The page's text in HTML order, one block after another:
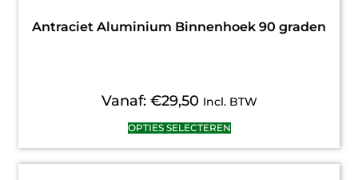
Antraciet Aluminium Binnenhoek 90 graden
Vanaf: €29,50 Incl. BTW
OPTIES SELECTEREN